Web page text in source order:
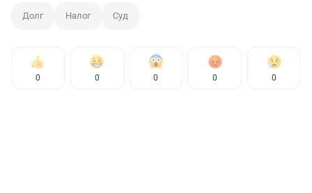
Долг Налог Суд
0 0 0 0 0